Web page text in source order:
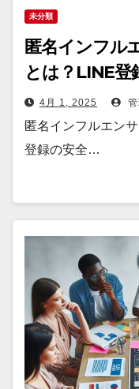
未分類
匿名インフル
とは？LINE登
4月 1, 2025
匿名インフルエン
登録の安全…